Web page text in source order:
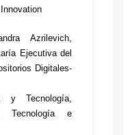
Socia
Costa
de
y
de
Sociales,
Azrilevich,
Ejecutiva del
Digitales-
y Tecnología,
Tecnología e